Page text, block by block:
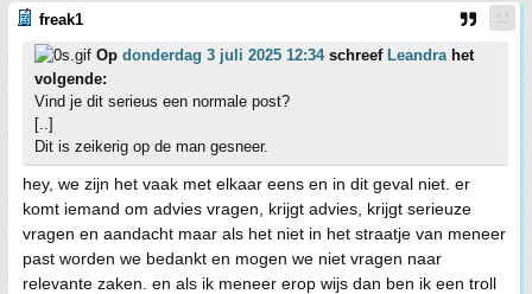
freak1
Op donderdag 3 juli 2025 12:34schreef Leandra het
volgende:
Vind je dit serieus een normale post?
[..]
Dit is zeikerig op de man gesneer.
hey, we zijn het vaak met elkaar eens en in dit geval niet. er
komt iemand om advies vragen, krijgt advies, krijgt serieuze
vragen en aandacht maar als het niet in het straatje van meneer
past worden we bedankt en mogen we niet vragen naar
relevante zaken. en als ik meneer erop wijs dan ben ik een troll